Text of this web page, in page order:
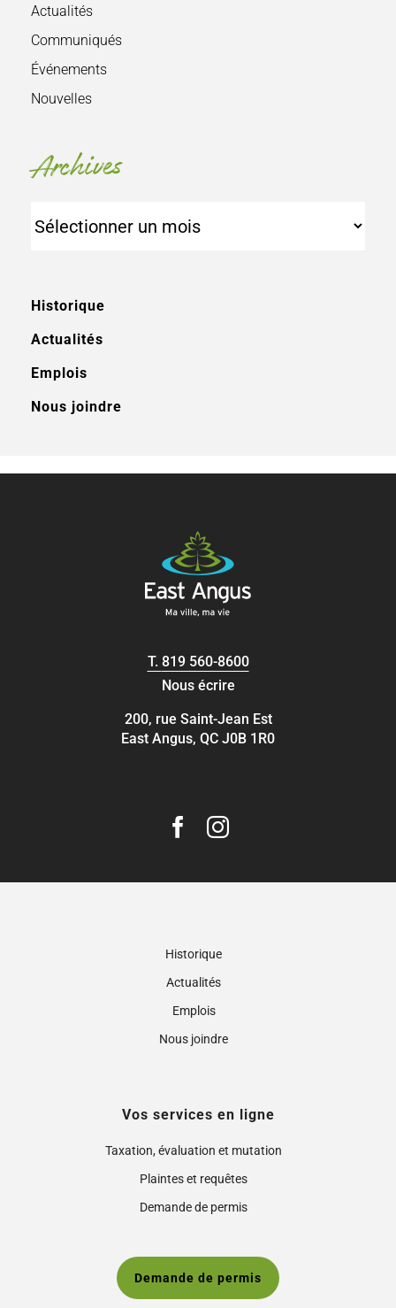
Actualités
Communiqués
Événements
Nouvelles
Archives
Historique
Actualités
Emplois
Nous joindre
T. 819 560-8600
Nous écrire
200, rue Saint-Jean Est
East Angus, QC J0B 1R0
Historique
Actualités
Emplois
Nous joindre
Vos services en ligne
Taxation, évaluation et mutation
Plaintes et requêtes
Demande de permis
Demande de permis